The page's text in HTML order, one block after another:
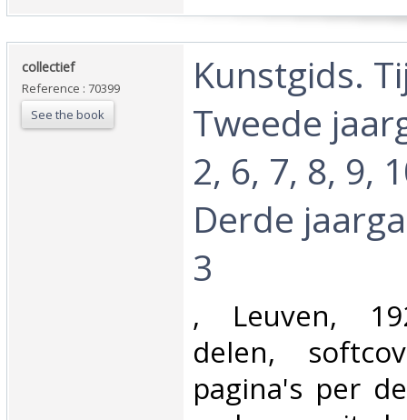
‎collectief‎
Reference : 70399
See the book
‎Kunstgids.
Tweede
2, 6, 7, 8, 9,
Derde
3‎
‎, Leuven,
delen,
pagina's per